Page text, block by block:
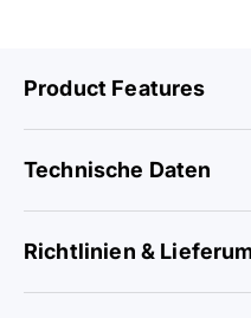
Product Features
Technische Daten
Richtlinien &